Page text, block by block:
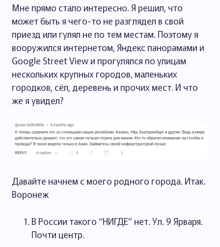
Мне прямо стало интересно. Я решил, что
может быть я чего-то не разглядел в свой
приезд или гулял не по тем местам. Поэтому я
вооружился интернетом, Яндекс панорамами и
Google Street View и прогулялся по улицам
нескольких крупных городов, маленьких
городков, сёл, деревень и прочих мест. И что
же я увидел?
Давайте начнем с моего родного города. Итак.
Воронеж
В России такого “НИГДЕ” нет. Ул. 9 Ярваря.
Почти центр.